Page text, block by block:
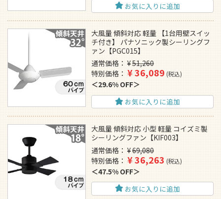
お気に入りに追加
大風量 傾斜対応 軽量 【1台用壁スイッ
チ付き】 パナソニック製シーリングフ
ァン【PGC015】
通常価格
¥51,260
特別価格
¥36,089 税込
29.6% OFF
お気に入りに追加
大風量 傾斜対応 小型 軽量 コイズミ製
シーリングファン【KIF003】
通常価格
¥69,080
特別価格
¥36,263 税込
47.5% OFF
お気に入りに追加